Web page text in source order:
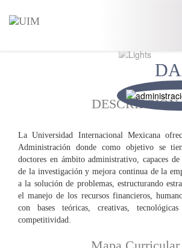
DESCRIPCIÓN
La Universidad Internacional Mexicana
Administración donde como objetivo se
doctores en ámbito administrativo, capaces
de la investigación y mejora continua de la
a la solución de problemas, estructurando
el manejo de los recursos financieros,
con bases teóricas, creativas,
competitividad.